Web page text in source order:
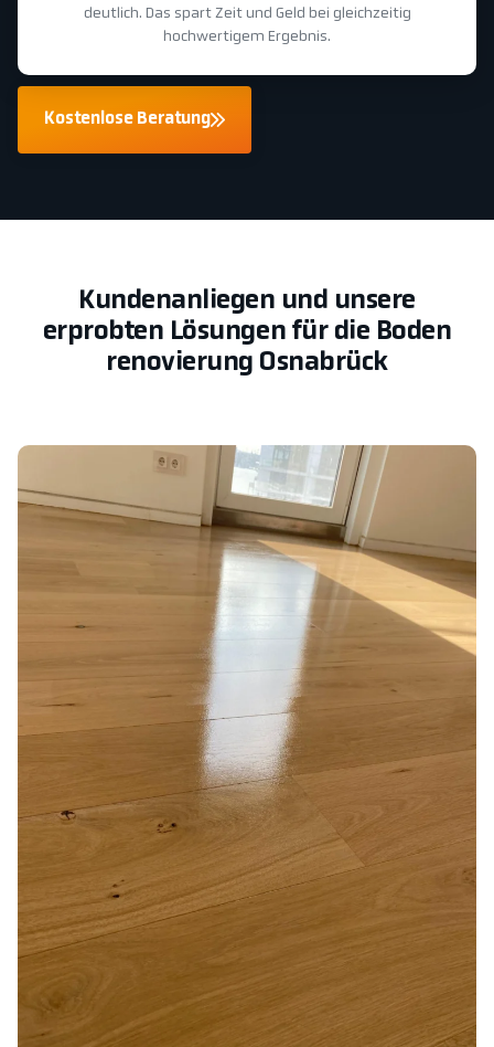
deutlich. Das spart Zeit und Geld bei gleichzeitig
hochwertigem Ergebnis.
Kostenlose Beratung
Kundenanliegen und unsere
erprobten Lösungen für die Boden
renovierung Osnabrück